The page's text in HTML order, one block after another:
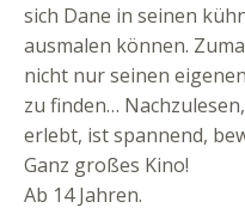
sich Dane in seinen
ausmalen können.
nicht nur seinen
zu finden…
erlebt, ist spannend,
Ganz großes Kino!
Ab 14 Jahren.